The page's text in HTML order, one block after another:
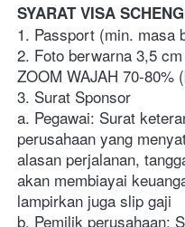
SYARAT VISA
1. Passport (min. masa
2. Foto berwarna 3,5
ZOOM WAJAH 70-80%
3. Surat Sponsor
a. Pegawai: Surat
perusahaan yang
alasan perjalanan,
akan membiayai
lampirkan juga slip gaji
b. Pemilik perusahaan: